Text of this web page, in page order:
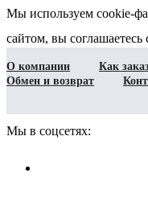
Мы используем cookie-
сайтом, вы
О компании Как
Обмен и возврат
Мы в соцсетях: